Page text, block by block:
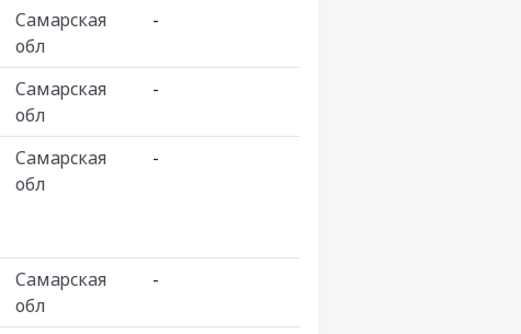
Самарская
обл
-
Самарская
обл
-
Самарская
обл
-
Самарская
обл
-